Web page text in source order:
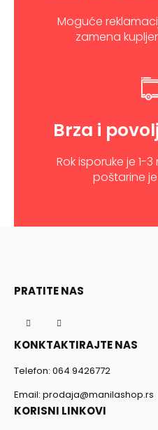
Moguće
zamena
Brza i
Rok isporuke je 1-
poštarine
PRATITE NAS
KONKTAKTIRAJTE NAS
Telefon: 064 9426772
Email: prodaja@manilashop.rs
KORISNI LINKOVI